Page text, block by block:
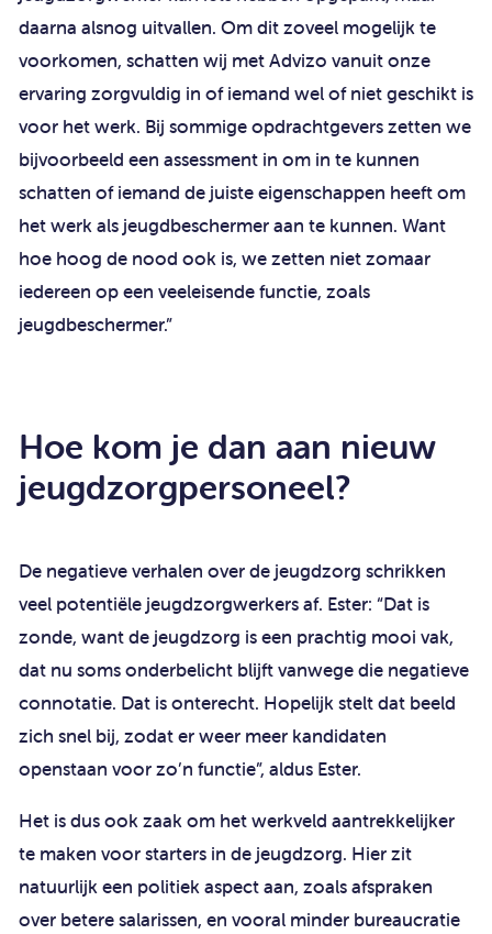
daarna alsnog uitvallen. Om dit zoveel mogelijk te
voorkomen, schatten wij met Advizo vanuit onze
ervaring zorgvuldig in of iemand wel of niet geschikt is
voor het werk. Bij sommige opdrachtgevers zetten we
bijvoorbeeld een assessment in om in te kunnen
schatten of iemand de juiste eigenschappen heeft om
het werk als jeugdbeschermer aan te kunnen. Want
hoe hoog de nood ook is, we zetten niet zomaar
iedereen op een veeleisende functie, zoals
jeugdbeschermer.”
Hoe kom je dan aan nieuw
jeugdzorgpersoneel?
De negatieve verhalen over de jeugdzorg schrikken
veel potentiële jeugdzorgwerkers af. Ester: “Dat is
zonde, want de jeugdzorg is een prachtig mooi vak,
dat nu soms onderbelicht blijft vanwege die negatieve
connotatie. Dat is onterecht. Hopelijk stelt dat beeld
zich snel bij, zodat er weer meer kandidaten
openstaan voor zo’n functie”, aldus Ester.
Het is dus ook zaak om het werkveld aantrekkelijker
te maken voor starters in de jeugdzorg. Hier zit
natuurlijk een politiek aspect aan, zoals afspraken
over betere salarissen, en vooral minder bureaucratie